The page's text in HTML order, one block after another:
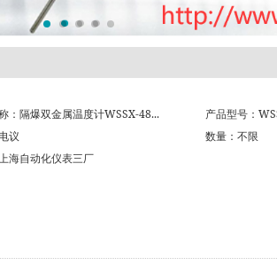
：隔爆双金属温度计WSSX-48...
议
海自动化仪表三厂
产品型号：
数量：不限